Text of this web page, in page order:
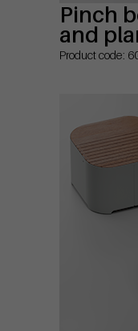
Pinch
and
Product code: